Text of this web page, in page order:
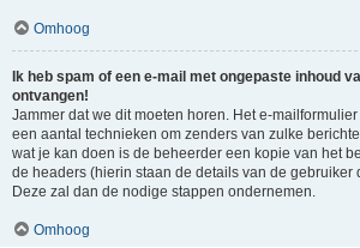
Omhoog
Ik heb spam of een e-mail met ongepaste inhoud
ontvangen!
Jammer dat we dit moeten horen. Het e-
een aantal technieken om zenders van zulke
wat je kan doen is de beheerder een kopie van het
de headers (hierin staan de details van de gebruiker
Deze zal dan de nodige stappen ondernemen.
Omhoog